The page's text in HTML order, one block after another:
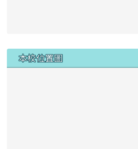
本校位置圖